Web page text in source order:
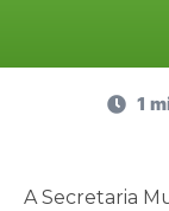
1
A Secretaria